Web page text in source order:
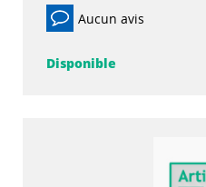
Aucun avis
Disponible